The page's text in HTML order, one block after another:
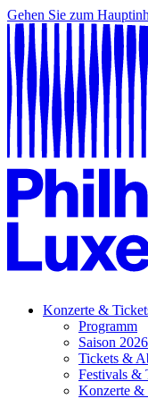
Gehen Sie zum
Konzerte &
Programm
Saison
Tickets &
Festivals &
Konzerte &